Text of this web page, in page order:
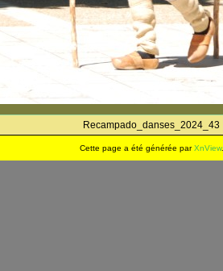
Recampado_danses_2024_43
Cette page a été générée parXnView.